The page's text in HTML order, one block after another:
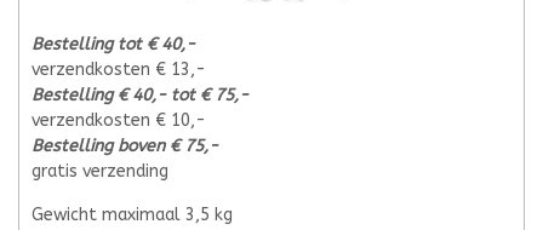
Bestelling tot € 40,-
verzendkosten € 13,-
Bestelling € 40,- tot € 75,-
verzendkosten € 10,-
Bestelling boven € 75,-
gratis verzending
Gewicht maximaal 3,5 kg